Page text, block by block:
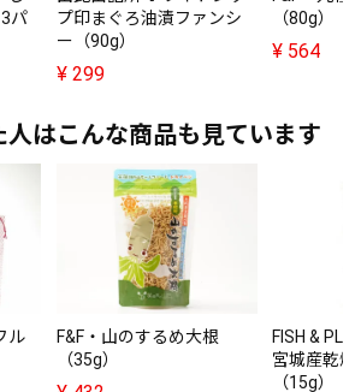
パ
プ印まぐろ油漬ファンシ
ー（90g）
¥ 299
（80g）
¥ 564
人はこんな商品も見ています
ル
F&F・山のするめ大根
（35g）
FISH &
宮城産乾
（15g）